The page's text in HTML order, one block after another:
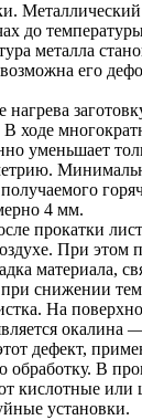
до
металла
его
В ходе
уменьшает
4 мм.
прокатки
При этом
материала,
снижении
На
окалина
дефект,
обработку. В
кислотные
установки.